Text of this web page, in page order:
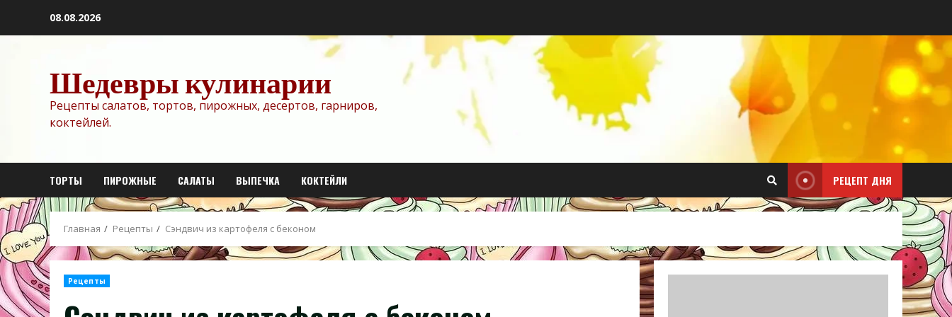
08.08.2026
Шедевры кулинарии
Рецепты салатов, тортов, пирожных, десертов, гарниров,
коктейлей.
ТОРТЫ ПИРОЖНЫЕ САЛАТЫ ВЫПЕЧКА КОКТЕЙЛИ РЕЦЕПТ ДНЯ
Главная Рецепты Сэндвич из картофеля с беконом
Рецепты